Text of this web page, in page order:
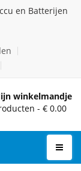
en Batterijen
winkelmandje
- € 0.00